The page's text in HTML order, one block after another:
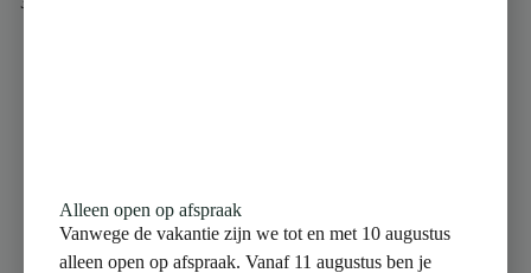
Alleen open op afspraak
Vanwege de vakantie zijn we tot en met 10 augustus
alleen open op afspraak. Vanaf 11 augustus ben je